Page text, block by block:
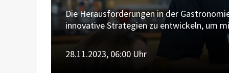
Die Herausforderungen in der
innovative Strategien zu entwickeln, um
Personalmangel umzugehen. Lightspeed
Effizienz zu steigern, Kosten zu senken
28.11.2023, 06:00 Uhr